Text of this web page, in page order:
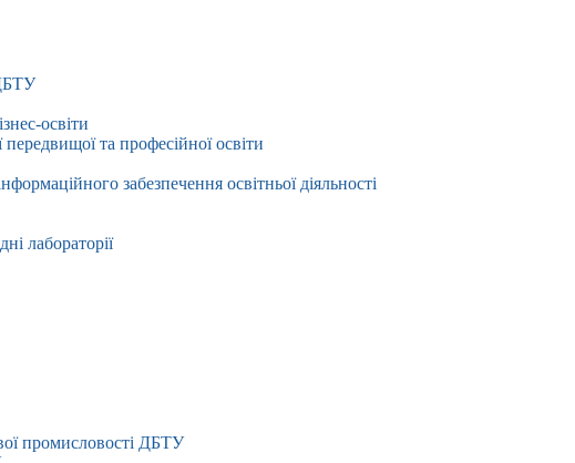
освіти
та професійної освіти
забезпечення освітньої діяльності
лабораторії
промисловості ДБТУ